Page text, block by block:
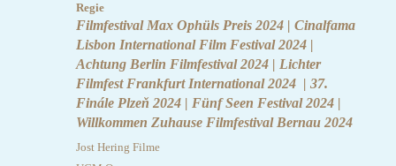
Regie
Filmfestival Max Ophüls Preis 2024 | Cinalfama
Lisbon International Film Festival 2024 |
Achtung Berlin Filmfestival 2024 | Lichter
Filmfest Frankfurt International 2024 | 37.
Finále Plzeň 2024 | Fünf Seen Festival 2024 |
Willkommen Zuhause Filmfestival Bernau 2024
Jost Hering Filme